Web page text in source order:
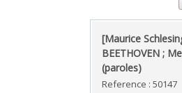
‎[Maurice
‎BEETHOVEN ;
(paroles)‎
Reference : 50147